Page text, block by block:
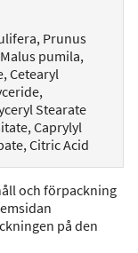
Prunus
pumila,
Cetearyl
Stearate
Caprylyl
Citric Acid
och förpackning
på den